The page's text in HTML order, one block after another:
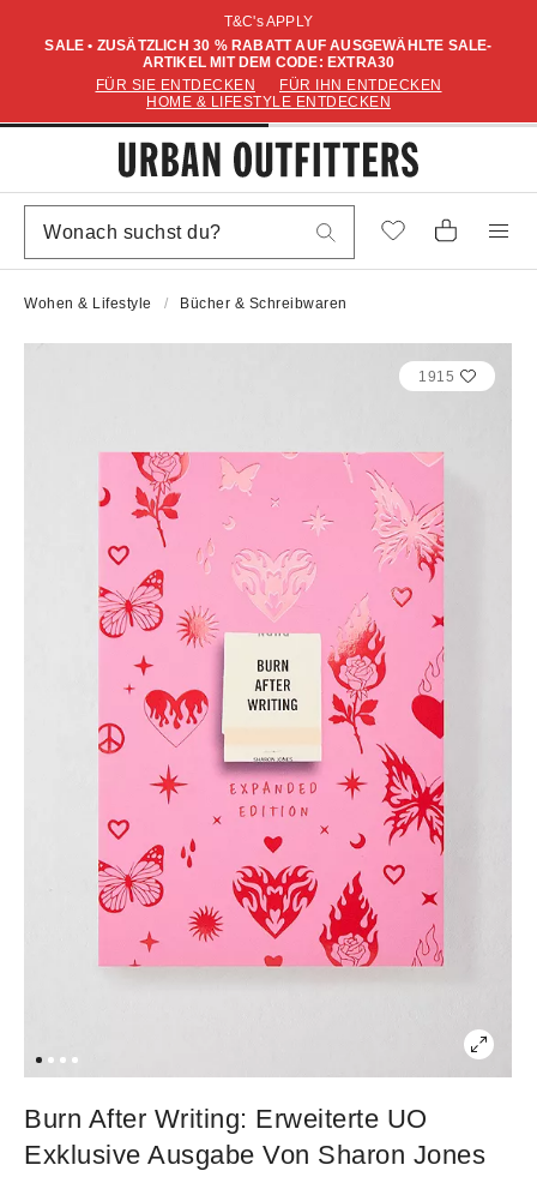
T&C's APPLY
SALE • ZUSÄTZLICH 30 % RABATT AUF AUSGEWÄHLTE SALE-
ARTIKEL MIT DEM CODE: EXTRA30
FÜR SIE ENTDECKEN
FÜR IHN ENTDECKEN
HOME & LIFESTYLE ENTDECKEN
Wohen & Lifestyle Bücher & Schreibwaren
1915
Burn After Writing: Erweiterte UO
Exklusive Ausgabe Von Sharon Jones